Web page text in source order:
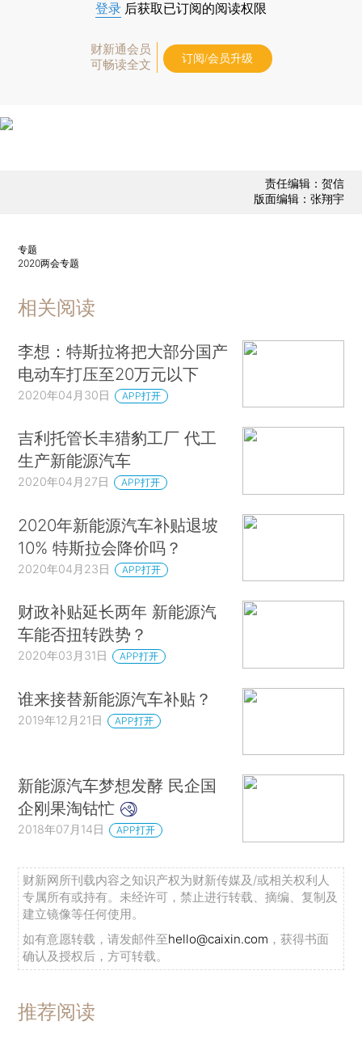
登录 后获取已订阅的阅读权限
财新通会员
可畅读全文
订阅/会员升级
责任编辑：贺信
版面编辑：张翔宇
专题
2020两会专题
相关阅读
李想：特斯拉将把大部分国产
电动车打压至20万元以下
2020年04月30日 APP打开
吉利托管长丰猎豹工厂 代工
生产新能源汽车
2020年04月27日 APP打开
2020年新能源汽车补贴退坡
10% 特斯拉会降价吗？
2020年04月23日 APP打开
财政补贴延长两年 新能源汽
车能否扭转跌势？
2020年03月31日 APP打开
谁来接替新能源汽车补贴？
2019年12月21日 APP打开
新能源汽车梦想发酵 民企国
企刚果淘钴忙
2018年07月14日 APP打开
财新网所刊载内容之知识产权为财新传媒及/或相关权利人
专属所有或持有。未经许可，禁止进行转载、摘编、复制及
建立镜像等任何使用。
如有意愿转载，请发邮件至hello@caixin.com ，获得书面
确认及授权后，方可转载。
推荐阅读